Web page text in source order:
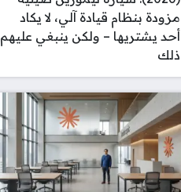
مزودة بنظام قيادة آلي، لا يكاد
أحد يشتريها – ولكن ينبغي عليهم
ذلك